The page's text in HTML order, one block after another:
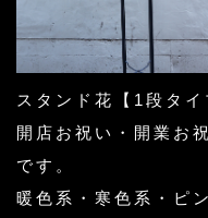
スタンド花【1段タイ
開店お祝い・開業お
です。
暖色系・寒色系・ピ